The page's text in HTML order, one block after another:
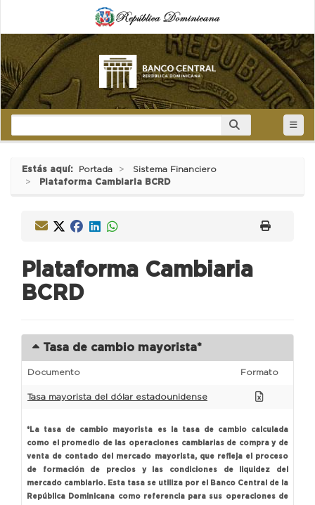
Estás aquí: Portada
Sistema Financiero
Plataforma Cambiaria BCRD
Plataforma Cambiaria
BCRD
Tasa de cambio mayorista*
Documento Formato
Tasa mayorista del dólar estadounidense
*La tasa de cambio mayorista es la tasa de cambio calculada
como el promedio de las operaciones cambiarias de compra y de
venta de contado del mercado mayorista, que refleja el proceso
de formación de precios y las condiciones de liquidez del
mercado cambiario. Esta tasa se utiliza por el Banco Central de la
República Dominicana como referencia para sus operaciones de